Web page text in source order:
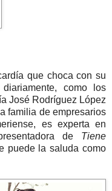
que choca con su
como los
José Rodríguez López
familia de empresarios
es experta en
de Tiene
puede la saluda como